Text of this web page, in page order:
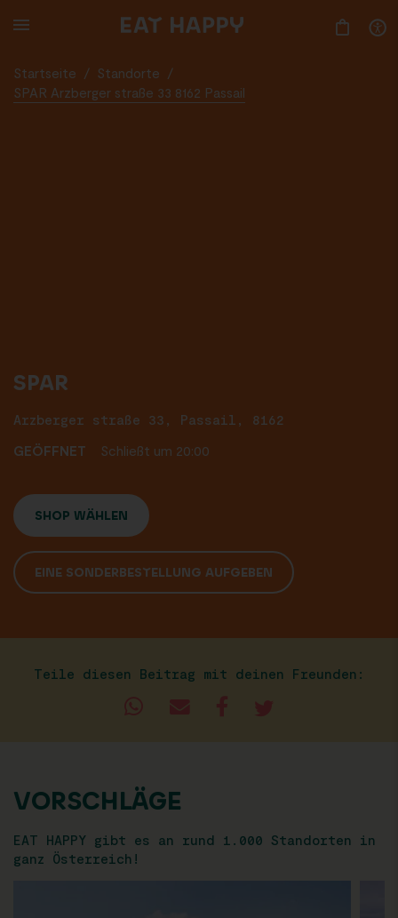
TO
Startseite / Standorte
/
SPAR Arzberger straße 33 8162 Passail
SPAR
Arzberger straße 33, Passail, 8162
GEÖFFNET
Schließt um 20:00
SHOP WÄHLEN
EINE SONDERBESTELLUNG AUFGEBEN
Teile diesen Beitrag mit deinen Freunden:
VORSCHLÄGE
EAT HAPPY gibt es an rund 1.000 Standorten in
ganz Österreich!